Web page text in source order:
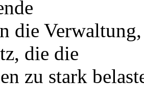
die
die die
zu stark